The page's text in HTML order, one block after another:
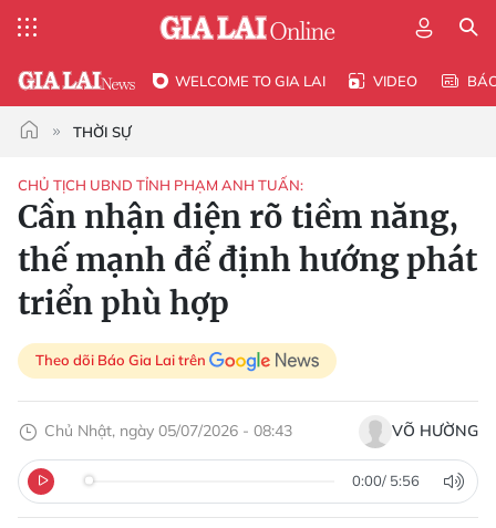
WELCOME TO GIA LAI VIDEO
THỜI SỰ
CHỦ TỊCH UBND TỈNH PHẠM ANH TUẤN:
Cần nhận diện rõ tiềm năng,
thế mạnh để định hướng phát
triển phù hợp
Theo dõi Báo Gia Lai trên
Chủ Nhật, ngày 05/07/2026 - 08:43 VÕ HƯỜNG
0:00/ 5:56